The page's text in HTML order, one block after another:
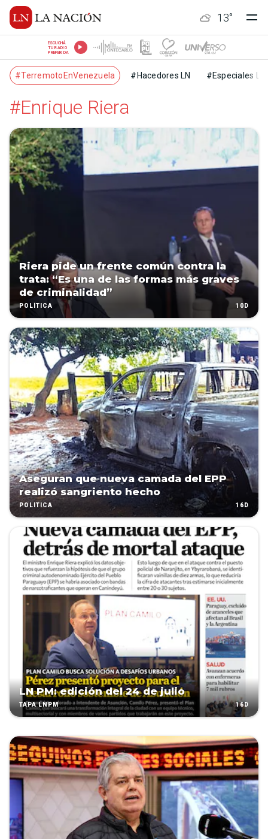
13°
ESCUCHÁ
TU RADIO
PREFERIDA
#TerremotoEnVenezuela #Hacedores LN #Especiales LN
#Enrique Riera
Riera pide un frente común contra la
trata: “Es una de las formas más graves
de criminalidad”
POLÍTICA 10D
Aseguran que nueva camada del EPP
realizó sangriento hecho
POLÍTICA 16D
LN PM: edición del 24 de julio
TAPA LNPM 16D